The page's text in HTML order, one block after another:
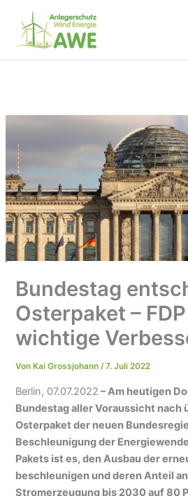
Inhalt
springen
Bundestag
Osterpaket –
wichtige
Von Kai Grossjohann/7. Juli 2022
Berlin, 07.07.2022 – Am heutigen
Bundestag aller Voraussicht nach
Osterpaket der neuen
Beschleunigung der
Pakets ist es, den Ausbau der
beschleunigen und deren Anteil
Stromerzeugung bis 2030 auf 80